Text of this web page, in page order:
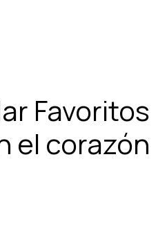
Favoritos
el corazón